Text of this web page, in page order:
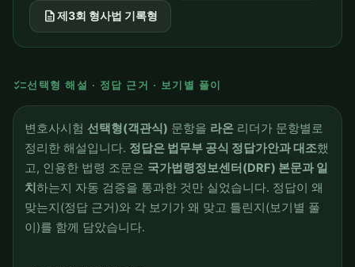
description제3회 형사법 기록형
checklist선택형 해설 · 정답 근거 · 보기별 풀이
변호사시험 선택형(객관식) 문항을 라온 리더가 문항별로
정리한 해설입니다. 정답은 법무부 공식 정답가안과 대조했
고, 인용한 법령 조문은 국가법령정보센터(DRF) 본문과 일
치하는지 자동 검증을 통과한 것만 실었습니다. 정답이 왜
맞는지(정답 근거)와 각 보기가 왜 맞고 틀린지(보기별 풀
이)를 함께 담았습니다.